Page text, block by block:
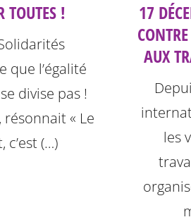
TOUTES !
que l’égalité
divise pas !
« Le
c’est (…)
17
AUX
les